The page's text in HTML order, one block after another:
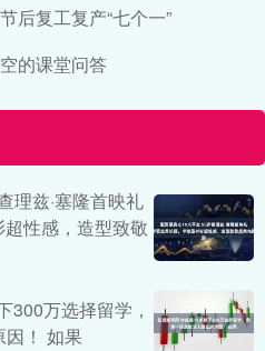
后复工复产“七个一”
的课堂问答
理兹·塞隆首映礼
性感，造型致敬
300万选择留学，
因！ 如果